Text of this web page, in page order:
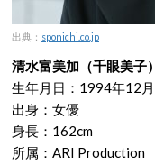
出典： sponichi.co.jp
清水富美加（千眼美子）
生年月日：1994年12
出身：女優
身長：162cm
所属：ARI Production